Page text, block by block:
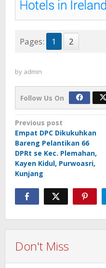
Pages: 1 2
by admin
Follow Us On
Post
navigation
Previous post
Empat DPC Dikukuhkan
Bareng Pelantikan 66
DPRt se Kec. Plemahan,
Kayen Kidul, Purwoasri,
Kunjang
Don't Miss